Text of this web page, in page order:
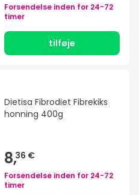
Forsendelse inden for 24-72
timer
tilføje
Dietisa Fibrodiet Fibrekiks
honning 400g
8,36 €
Forsendelse inden for 24-72
timer